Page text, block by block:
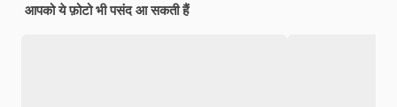
आपको ये फ़ोटो भी पसंद आ सकती हैं